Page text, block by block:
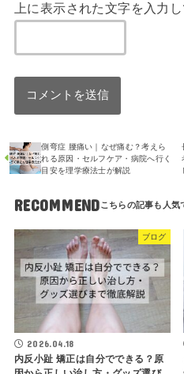
上に表示された文字を入力し
側弯症 腰痛い｜なぜ痛む？考えら
れる原因・セルフケア・病院へ行く
目安を理学療法士が解説
RECOMMEND
ブログ
2026.04.18
内反小趾 矯正は自分でできる？原